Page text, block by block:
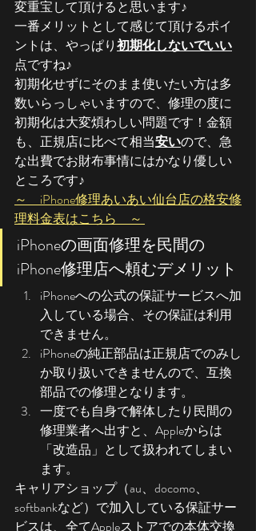
変重宝して頂けると思います♪
一番メリットとして感じて頂けるポイ
ントは、やっぱり初期化しないでいい
点ですね♪
初期化せずにそのまま使いたい方は多
数いらっしゃいますので、修理の度に
初期化は大変煩わしい問題です！金額
も、正規店に比べて相当安いので、急
な出費でお財布事情にはかなり優しい
ところです♪
～　iPhone修理あいあい仙台店の格安修
理料金表はこちら　～
iPhoneの画面修理を民間の
iPhone修理店へ頼むデメリット
iPhoneへの公式の保証サービスへ加
入している場合、その保証は利用
できません。
iPhoneの純正部品は正規店でのみし
か取り扱いできませんので、互換
部品での修理となります。
一度でも自身で解体したり民間の
修理業者へ出すと、Appleからは
「改造品」として扱われてしまい
ます。
キャリアショップ（au、docomo、
softbankなど）で加入している保証サー
ビスは、全てAppleストアでの本体交換